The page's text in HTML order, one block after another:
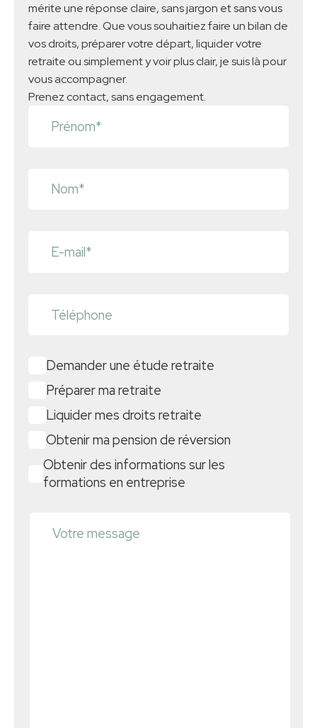
mérite une réponse claire, sans jargon et sans vous
faire attendre. Que vous souhaitiez faire un bilan de
vos droits, préparer votre départ, liquider votre
retraite ou simplement y voir plus clair, je suis là pour
vous accompagner.
Prenez contact, sans engagement.
Demander une étude retraite
Préparer ma retraite
Liquider mes droits retraite
Obtenir ma pension de réversion
Obtenir des informations sur les
formations en entreprise